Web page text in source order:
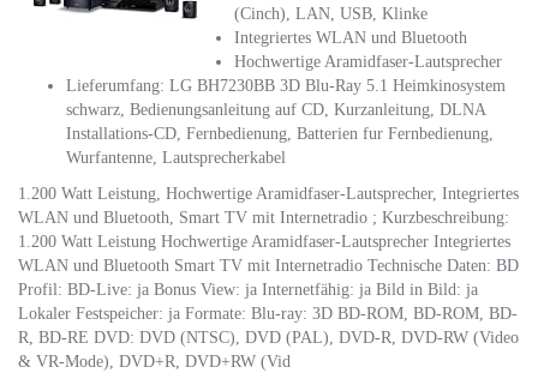
(Cinch), LAN, USB, Klinke
Integriertes WLAN und Bluetooth
Hochwertige Aramidfaser-Lautsprecher
Lieferumfang: LG BH7230BB 3D Blu-Ray 5.1 Heimkinosystem
schwarz, Bedienungsanleitung auf CD, Kurzanleitung, DLNA
Installations-CD, Fernbedienung, Batterien fur Fernbedienung,
Wurfantenne, Lautsprecherkabel
1.200 Watt Leistung, Hochwertige Aramidfaser-Lautsprecher, Integriertes
WLAN und Bluetooth, Smart TV mit Internetradio ; Kurzbeschreibung:
1.200 Watt Leistung Hochwertige Aramidfaser-Lautsprecher Integriertes
WLAN und Bluetooth Smart TV mit Internetradio Technische Daten: BD
Profil: BD-Live: ja Bonus View: ja Internetfähig: ja Bild in Bild: ja
Lokaler Festspeicher: ja Formate: Blu-ray: 3D BD-ROM, BD-ROM, BD-
R, BD-RE DVD: DVD (NTSC), DVD (PAL), DVD-R, DVD-RW (Video
& VR-Mode), DVD+R, DVD+RW (Vid